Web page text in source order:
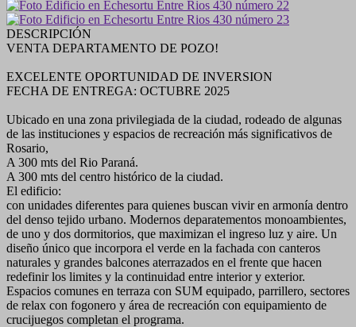
DESCRIPCIÓN
VENTA DEPARTAMENTO DE POZO!
EXCELENTE OPORTUNIDAD DE INVERSION
FECHA DE ENTREGA: OCTUBRE 2025
Ubicado en una zona privilegiada de la ciudad, rodeado de algunas
de las instituciones y espacios de recreación más significativos de
Rosario,
A 300 mts del Rio Paraná.
A 300 mts del centro histórico de la ciudad.
El edificio:
con unidades diferentes para quienes buscan vivir en armonía dentro
del denso tejido urbano. Modernos deparatementos monoambientes,
de uno y dos dormitorios, que maximizan el ingreso luz y aire. Un
diseño único que incorpora el verde en la fachada con canteros
naturales y grandes balcones aterrazados en el frente que hacen
redefinir los limites y la continuidad entre interior y exterior.
Espacios comunes en terraza con SUM equipado, parrillero, sectores
de relax con fogonero y área de recreación con equipamiento de
crucijuegos completan el programa.